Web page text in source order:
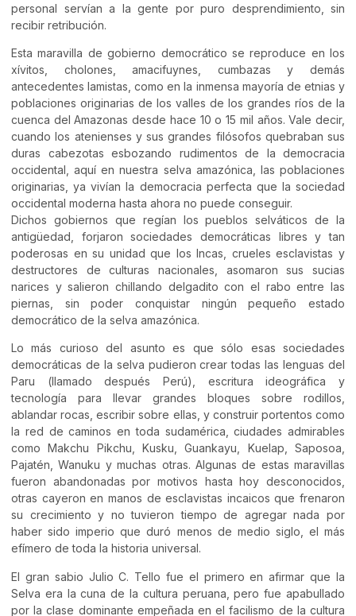
personal servían a la gente por puro desprendimiento, sin
recibir retribución.
Esta maravilla de gobierno democrático se reproduce en los
xívitos, cholones, amacifuynes, cumbazas y demás
antecedentes lamistas, como en la inmensa mayoría de etnias y
poblaciones originarias de los valles de los grandes ríos de la
cuenca del Amazonas desde hace 10 o 15 mil años. Vale decir,
cuando los atenienses y sus grandes filósofos quebraban sus
duras cabezotas esbozando rudimentos de la democracia
occidental, aquí en nuestra selva amazónica, las poblaciones
originarias, ya vivían la democracia perfecta que la sociedad
occidental moderna hasta ahora no puede conseguir.
Dichos gobiernos que regían los pueblos selváticos de la
antigüedad, forjaron sociedades democráticas libres y tan
poderosas en su unidad que los Incas, crueles esclavistas y
destructores de culturas nacionales, asomaron sus sucias
narices y salieron chillando delgadito con el rabo entre las
piernas, sin poder conquistar ningún pequeño estado
democrático de la selva amazónica.
Lo más curioso del asunto es que sólo esas sociedades
democráticas de la selva pudieron crear todas las lenguas del
Paru (llamado después Perú), escritura ideográfica y
tecnología para llevar grandes bloques sobre rodillos,
ablandar rocas, escribir sobre ellas, y construir portentos como
la red de caminos en toda sudamérica, ciudades admirables
como Makchu Pikchu, Kusku, Guankayu, Kuelap, Saposoa,
Pajatén, Wanuku y muchas otras. Algunas de estas maravillas
fueron abandonadas por motivos hasta hoy desconocidos,
otras cayeron en manos de esclavistas incaicos que frenaron
su crecimiento y no tuvieron tiempo de agregar nada por
haber sido imperio que duró menos de medio siglo, el más
efímero de toda la historia universal.
El gran sabio Julio C. Tello fue el primero en afirmar que la
Selva era la cuna de la cultura peruana, pero fue apabullado
por la clase dominante empeñada en el facilismo de la cultura